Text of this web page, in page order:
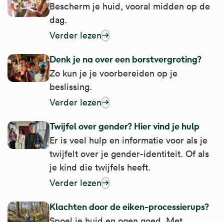
Bescherm je huid, vooral midden op de
dag.
Verder lezen
over sterke zon op je huid: let op
Denk je na over een borstvergroting?
Zo kun je je voorbereiden op je
beslissing.
Verder lezen
over denk je na over een borstvergroting?
Twijfel over gender? Hier vind je hulp
Er is veel hulp en informatie voor als je
twijfelt over je gender-identiteit. Of als
je kind die twijfels heeft.
Verder lezen
over twijfel over gender? Hier vind je hulp
Klachten door de eiken-processierups?